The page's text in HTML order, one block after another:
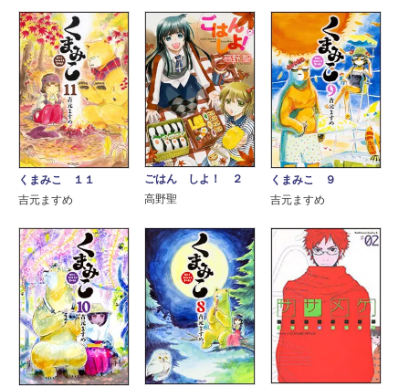
くまみこ １１
吉元ますめ
ごはん しよ！ ２
高野聖
くまみこ ９
吉元ますめ